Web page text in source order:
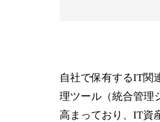
自社で保有するIT関
理ツール（統合管理
高まっており、IT資